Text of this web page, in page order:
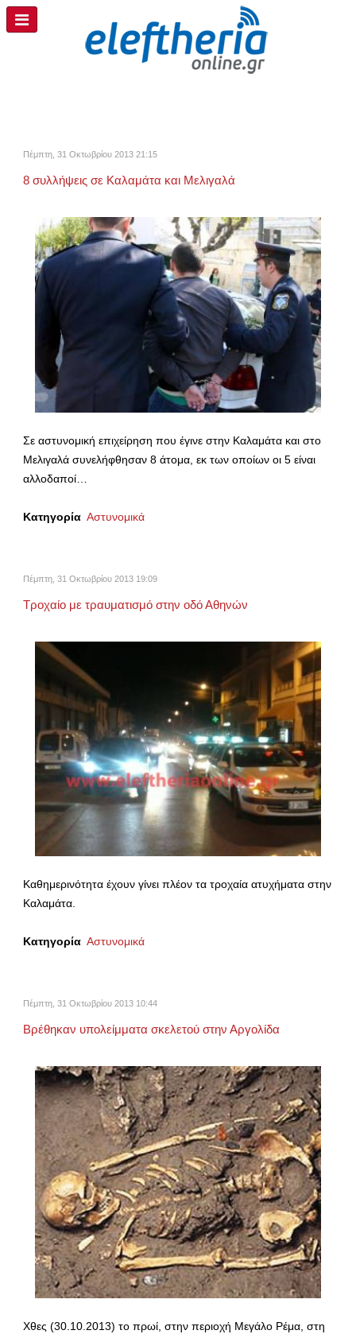
Πέμπτη, 31 Οκτωβρίου 2013 21:15
8 συλλήψεις σε Καλαμάτα και Μελιγαλά
Σε αστυνομική επιχείρηση που έγινε στην Καλαμάτα και στο
Μελιγαλά συνελήφθησαν 8 άτομα, εκ των οποίων οι 5 είναι
αλλοδαποί…
Κατηγορία Αστυνομικά
Πέμπτη, 31 Οκτωβρίου 2013 19:09
Τροχαίο με τραυματισμό στην οδό Αθηνών
Καθημερινότητα έχουν γίνει πλέον τα τροχαία ατυχήματα στην
Καλαμάτα.
Κατηγορία Αστυνομικά
Πέμπτη, 31 Οκτωβρίου 2013 10:44
Βρέθηκαν υπολείμματα σκελετού στην Αργολίδα
Χθες (30.10.2013) το πρωί, στην περιοχή Μεγάλο Ρέμα, στη